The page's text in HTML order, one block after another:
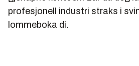
profesjonell industri straks i
lommeboka di.